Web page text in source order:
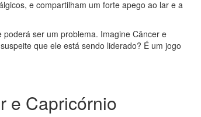
e compartilham um forte apego ao lar e a
ser um problema. Imagine Câncer e
que ele está sendo liderado? É um jogo
e Capricórnio